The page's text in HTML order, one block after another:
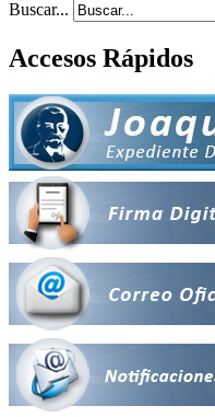
Buscar...
Accesos Rápidos